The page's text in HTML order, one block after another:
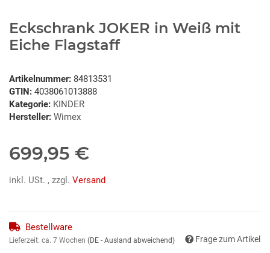
Eckschrank JOKER in Weiß mit
Eiche Flagstaff
Artikelnummer: 84813531
GTIN: 4038061013888
Kategorie: KINDER
Hersteller: Wimex
699,95 €
inkl. USt. , zzgl. Versand
Bestellware
Lieferzeit: ca. 7 Wochen (DE - Ausland abweichend) Frage zum Artikel